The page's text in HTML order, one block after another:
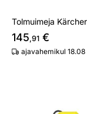
Tolmuimeja
145,91 €
ajavahemikul